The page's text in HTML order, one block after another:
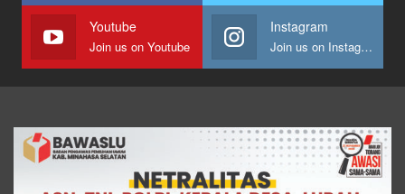
Youtube
Join us on Youtube
Instagram
Join us on Instagram